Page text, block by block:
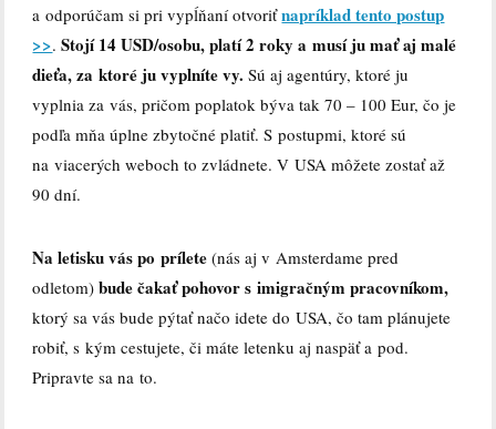
a odporúčam si pri vypĺňaní otvoriťnapríklad tento postup
>>.Stojí 14 USD/osobu, platí 2 roky a musí ju mať aj malé
dieťa, za ktoré ju vyplníte vy. Sú aj agentúry, ktoré ju
vyplnia za vás, pričom poplatok býva tak 70 – 100 Eur, čo je
podľa mňa úplne zbytočné platiť. S postupmi, ktoré sú
na viacerých weboch to zvládnete. V USA môžete zostať až
90 dní.
Na letisku vás po prílete (nás aj v Amsterdame pred
odletom)bude čakať pohovor s imigračným pracovníkom,
ktorý sa vás bude pýtať načo idete do USA, čo tam plánujete
robiť, s kým cestujete, či máte letenku aj naspäť a pod.
Pripravte sa na to.